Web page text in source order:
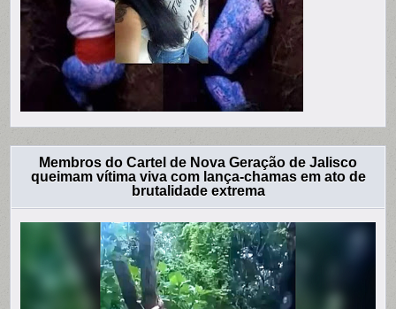
Membros do Cartel de Nova Geração de Jalisco
queimam vítima viva com lança-chamas em ato de
brutalidade extrema